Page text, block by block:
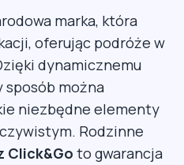
marka, która
oferując podróże w
dynamicznemu
sposób można
niezbędne elementy
Rodzinne
Click&Go to gwarancja